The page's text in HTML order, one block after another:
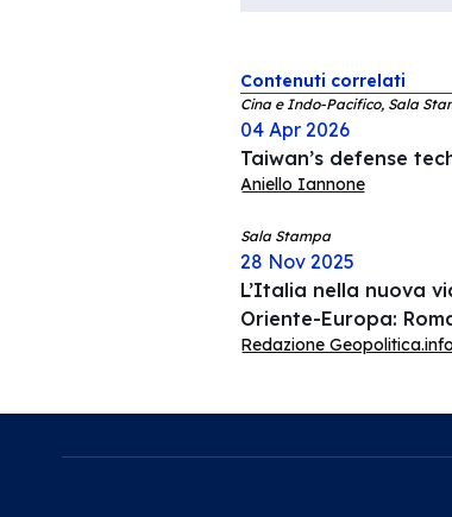
Contenuti correlati
Cina e Indo-Pacifico, Sala
04 Apr 2026
Taiwan’s defense
Aniello Iannone
Sala Stampa
28 Nov 2025
L’Italia nella nuova
Oriente-Europa:
Redazione Geopolitica.info